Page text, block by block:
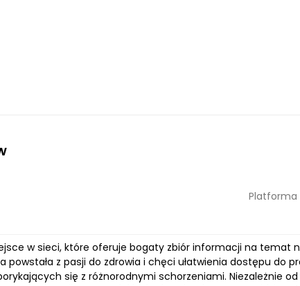
Platforma
w sieci, które oferuje bogaty zbiór informacji na temat
z pasji do zdrowia i chęci ułatwienia dostępu do
się z różnorodnymi schorzeniami. Niezależnie